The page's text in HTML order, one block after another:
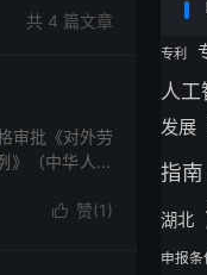
共 4 篇文章
审批《对外劳
》（中华人民
 赞(1)
专利
人工
发展
指南
湖北
申报条